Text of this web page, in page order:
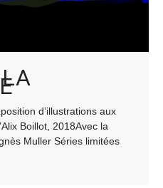
d’illustrations aux
Boillot, 2018Avec la
Muller Séries limitées